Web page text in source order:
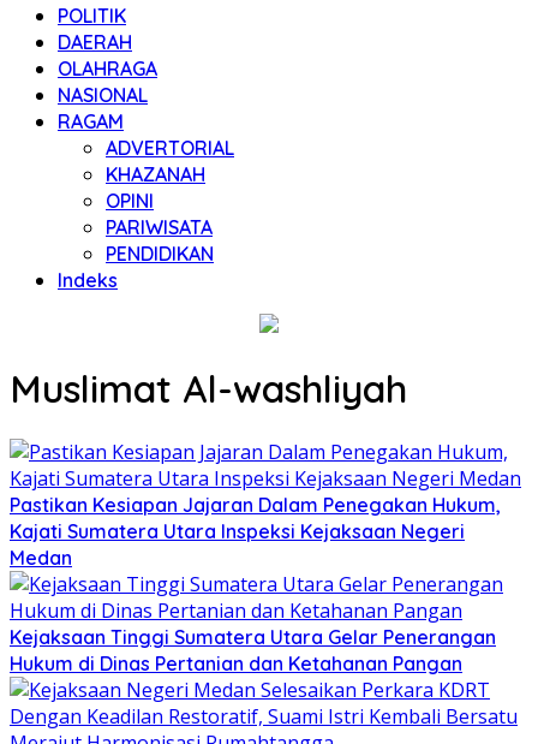
POLITIK
DAERAH
OLAHRAGA
NASIONAL
RAGAM
ADVERTORIAL
KHAZANAH
OPINI
PARIWISATA
PENDIDIKAN
Indeks
Muslimat Al-washliyah
Pastikan Kesiapan Jajaran Dalam Penegakan Hukum,
Kajati Sumatera Utara Inspeksi Kejaksaan Negeri
Medan
Kejaksaan Tinggi Sumatera Utara Gelar Penerangan
Hukum di Dinas Pertanian dan Ketahanan Pangan